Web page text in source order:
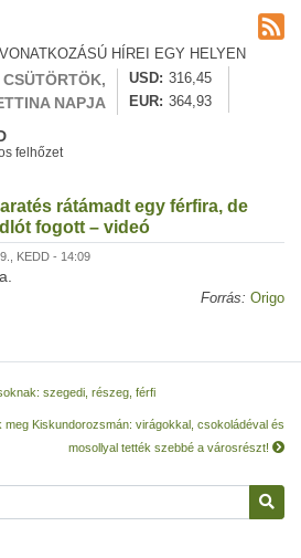
HÍREI EGY HELYEN
NAPJA
USD
316,45
EUR
364,93
felhőzet
rátámadt egy férfira, de
fogott – videó
KEDD - 14:09
Forrás: Origo
szegedi, részeg, férfi
meg Kiskundorozsmán: virágokkal, csokoládéval és
mosollyal tették szebbé a városrészt!